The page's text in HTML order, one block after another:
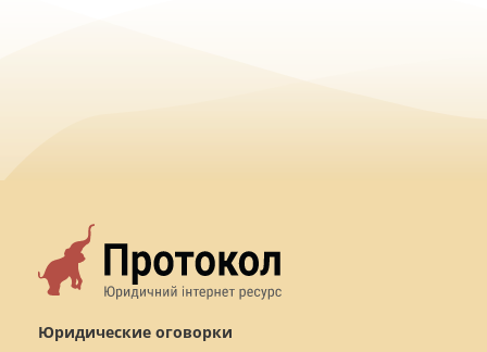
Юридические оговорки